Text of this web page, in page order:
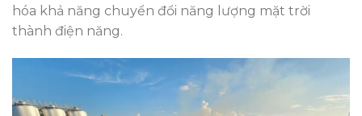
hóa khả năng chuyển đổi năng lượng mặt trời
thành điện năng.